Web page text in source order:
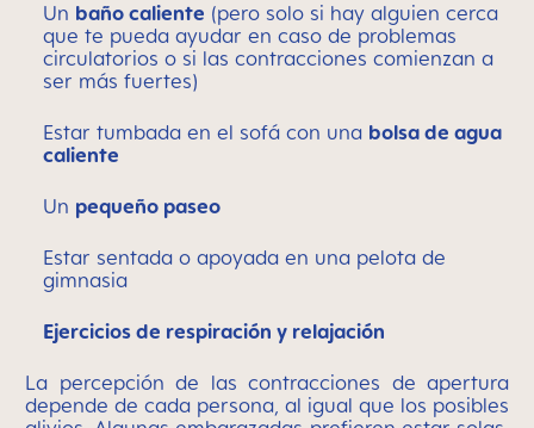
Un baño caliente (pero solo si hay alguien cerca
que te pueda ayudar en caso de problemas
circulatorios o si las contracciones comienzan a
ser más fuertes)
Estar tumbada en el sofá con una bolsa de agua
caliente
Un pequeño paseo
Estar sentada o apoyada en una pelota de
gimnasia
Ejercicios de respiración y relajación
La percepción de las contracciones de apertura
depende de cada persona, al igual que los posibles